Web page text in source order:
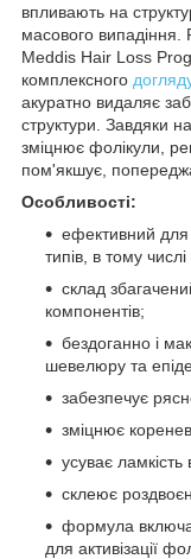
впливають на
масового
Meddis Hair Loss
комплексного
акуратно видаляє
структури. Завдяки
зміцнює фолікули,
пом'якшує,
Особливості:
ефективний для
типів, в тому
склад
компонентів;
бездоганно і
шевелюру та
забезпечує
зміцнює
усуває
склеює
формула
для активізації